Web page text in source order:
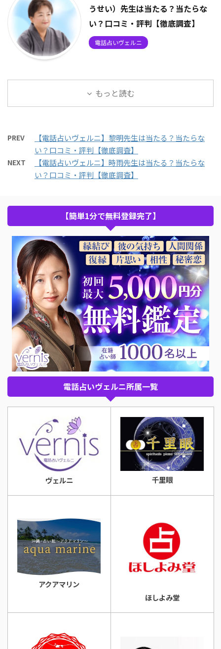
うせい）先生は当たる？当たらな
い？口コミ・評判【徹底調査】
電話占いヴェルニ
もっと読む
PREV
【電話占いヴェルニ】黎明先生は当たる？当たらな
い？口コミ・評判【徹底調査】
NEXT
【電話占いヴェルニ】時雨先生は当たる？当たらな
い？口コミ・評判【徹底調査】
【簡単1分で無料登録完了】
電話占いヴェルニ所属一覧
ヴェルニ 千里眼
アクアマリン
ほしよみ堂